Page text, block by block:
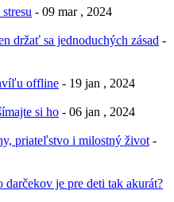
- 09 mar , 2024
držať sa jednoduchých zásad -
offline - 19 jan , 2024
si ho - 06 jan , 2024
priateľstvo i milostný život -
je pre deti tak akurát?